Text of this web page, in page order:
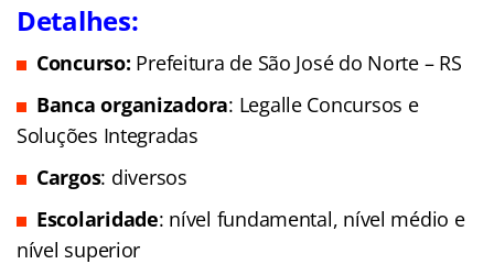
Detalhes:
Concurso: Prefeitura de São José do Norte – RS
Banca organizadora: Legalle Concursos e
Soluções Integradas
Cargos: diversos
Escolaridade: nível fundamental, nível médio e
nível superior